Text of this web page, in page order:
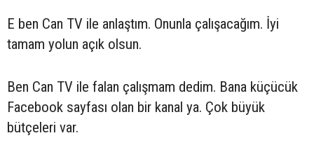
E ben Can TV ile anlaştım. Onunla çalışacağım. İyi
tamam yolun açık olsun.
Ben Can TV ile falan çalışmam dedim. Bana küçücük
Facebook sayfası olan bir kanal ya. Çok büyük
bütçeleri var.